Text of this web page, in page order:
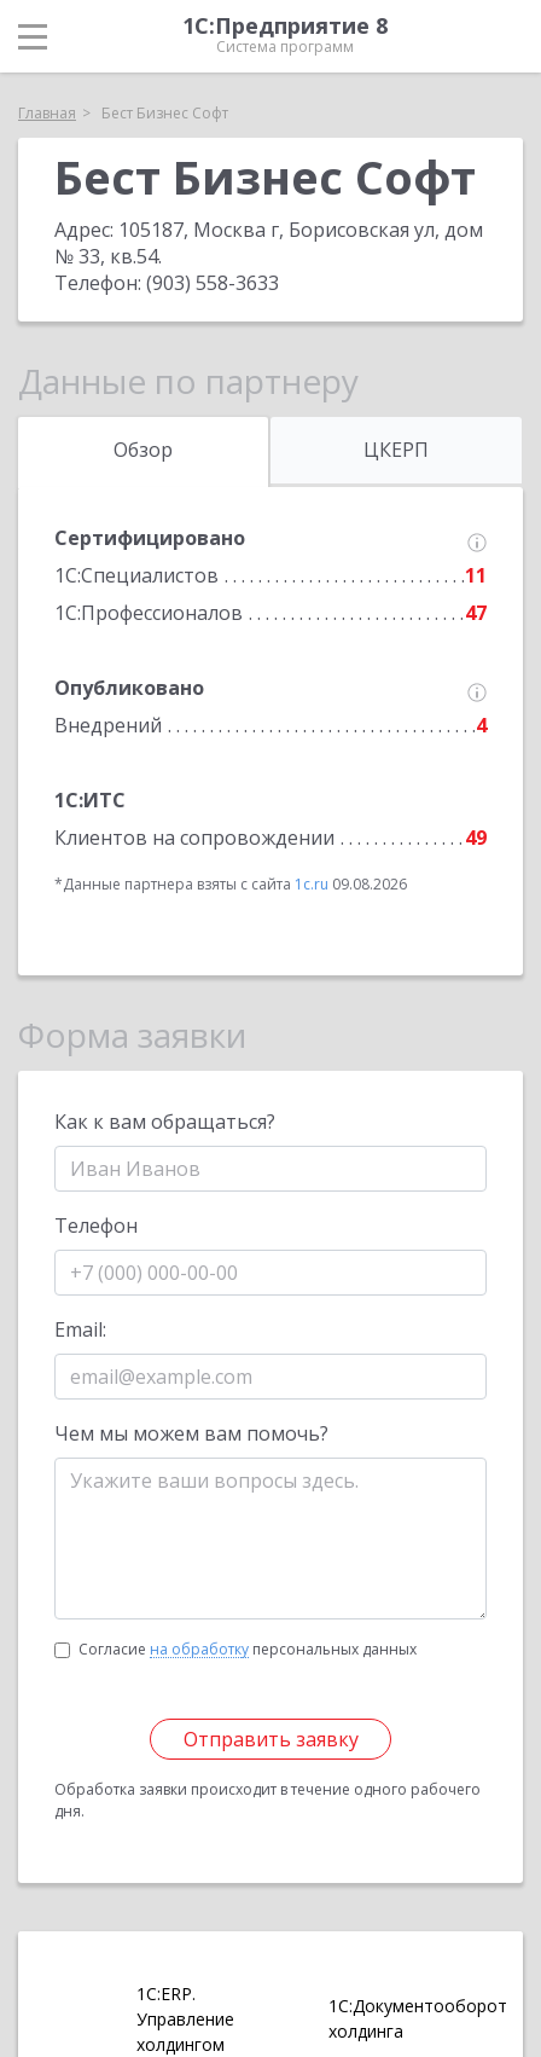
1С:Предприятие 8
Система программ
Главная Бест Бизнес Софт
Бест Бизнес Софт
Адрес: 105187, Москва г, Борисовская ул, дом
№ 33, кв.54.
Телефон: (903) 558-3633
Данные по партнеру
Обзор ЦКЕРП
Сертифицировано
1С:Специалистов
11
1С:Профессионалов
47
Опубликовано
Внедрений
4
1С:ИТС
Клиентов на сопровождении
49
*Данные партнера взяты с сайта 1c.ru 09.08.2026
Форма заявки
Как к вам обращаться?
Телефон
Email:
Чем мы можем вам помочь?
Согласие на обработку персональных данных
Отправить заявку
Обработка заявки происходит в течение одного рабочего
дня.
1С:ERP.
Управление
холдингом
1С:Документооборот
холдинга